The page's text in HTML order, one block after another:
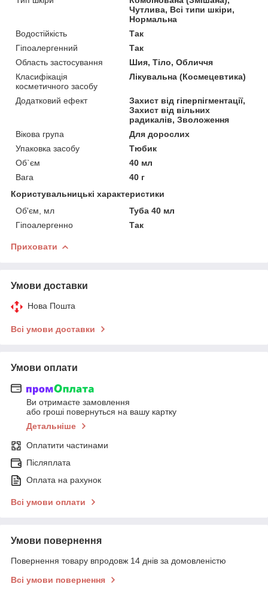
Чутлива, Всі типи шкіри,
Нормальна
Водостійкість
Так
Гіпоалергенний
Так
Область застосування
Шия, Тіло, Обличчя
Класифікація
косметичного засобу
Лікувальна (Космецевтика)
Додатковий ефект
Захист від гіперпігментації,
Захист від вільних
радикалів, Зволоження
Вікова група
Для дорослих
Упаковка засобу
Тюбик
Об`єм
40 мл
Вага
40 г
Користувальницькі характеристики
Об'єм, мл
Туба 40 мл
Гіпоалергенно
Так
Приховати
Умови доставки
Нова Пошта
Всі умови доставки
Умови оплати
Ви отримаєте замовлення
або гроші повернуться на вашу картку
Детальніше
Оплатити частинами
Післяплата
Оплата на рахунок
Всі умови оплати
Умови повернення
Повернення товару впродовж 14 днів за домовленістю
Всі умови повернення